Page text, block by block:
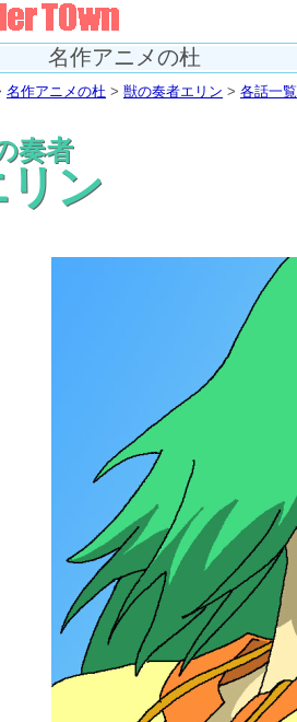
名作アニメの杜
名作アニメの杜 > 獣の奏者エリン > 各話一覧
奏者
リン